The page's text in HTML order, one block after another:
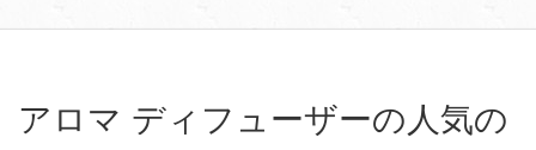
アロマ ディフューザーの人気の